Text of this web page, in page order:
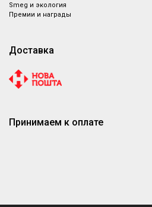
Smeg и экология
Премии и награды
Доставка
Принимаем к оплате